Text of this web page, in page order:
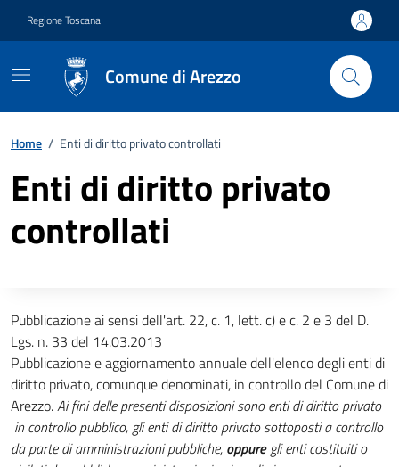
Regione Toscana
Comune di Arezzo
Home / Enti di diritto privato controllati
Enti di diritto privato
controllati
Descrizione completa
Pubblicazione ai sensi dell'art. 22, c. 1, lett. c) e c. 2 e 3 del D.
Lgs. n. 33 del 14.03.2013
Pubblicazione e aggiornamento annuale dell'elenco degli enti di
diritto privato, comunque denominati, in controllo del Comune di
Arezzo.Ai fini delle presenti disposizioni sono enti di diritto privato
in controllo pubblico, gli enti di diritto privato sottoposti a controllo
da parte di amministrazioni pubbliche, oppuregli enti costituiti o